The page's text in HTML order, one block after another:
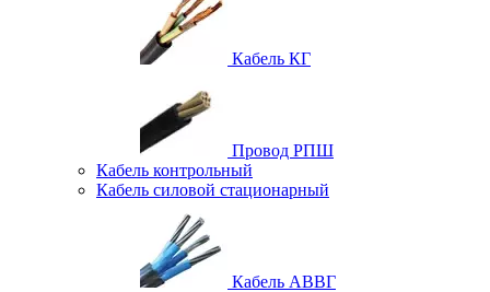
Кабель КГ
Провод РПШ
Кабель контрольный
Кабель силовой стационарный
Кабель АВВГ